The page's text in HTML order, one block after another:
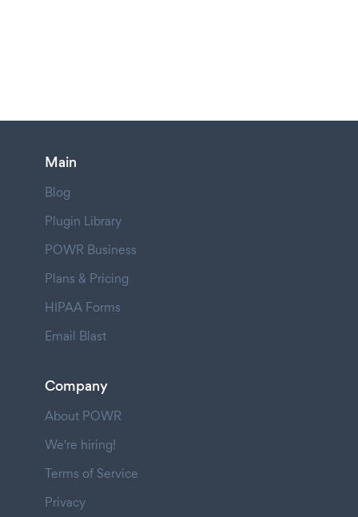
Main
Blog
Plugin Library
POWR Business
Plans & Pricing
HIPAA Forms
Email Blast
Company
About POWR
We're hiring!
Terms of Service
Privacy